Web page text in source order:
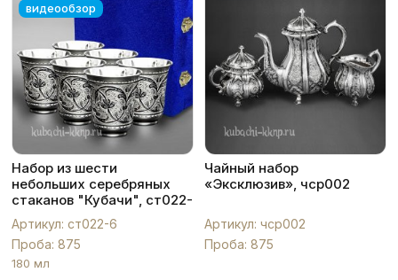
видеообзор
Набор из шести
небольших серебряных
стаканов "Кубачи", ст022-
6
Артикул: ст022-6
Проба: 875
180 мл
Чайный набор
«Эксклюзив», чср002
Артикул: чср002
Проба: 875